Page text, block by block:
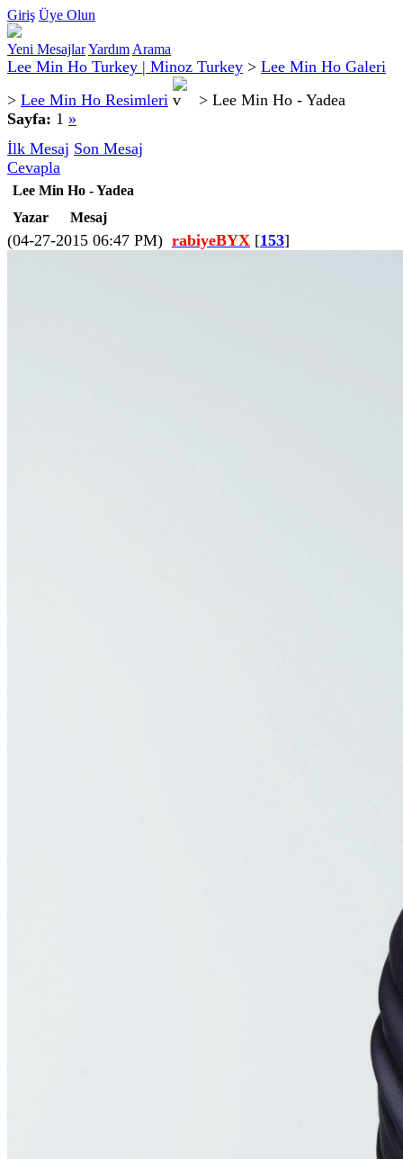
Giriş Üye Olun
Yeni MesajlarYardım Arama
Lee Min Ho Turkey | Minoz Turkey > Lee Min Ho Galeri
> Lee Min Ho Resimleri > Lee Min Ho - Yadea
Sayfa: 1 »
İlk Mesaj Son Mesaj
Cevapla
Lee Min Ho - Yadea
Yazar
Mesaj
(04-27-2015 06:47 PM) rabiyeBYX [153]